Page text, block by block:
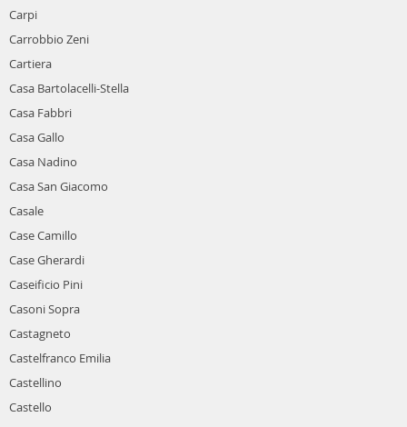
Carpi
Carrobbio Zeni
Cartiera
Casa Bartolacelli-Stella
Casa Fabbri
Casa Gallo
Casa Nadino
Casa San Giacomo
Casale
Case Camillo
Case Gherardi
Caseificio Pini
Casoni Sopra
Castagneto
Castelfranco Emilia
Castellino
Castello